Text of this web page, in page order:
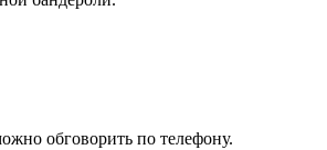
обговорить по телефону.